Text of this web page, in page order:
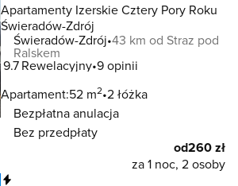
Apartamenty Izerskie Cztery Pory Roku
Świeradów-Zdrój
Świeradów-Zdrój 43 km od Straz pod
Ralskem
9.7Rewelacyjny 9 opinii
Apartament:52 m2 2 łóżka
Bezpłatna anulacja
Bez przedpłaty
od260 zł
za 1 noc, 2 osoby